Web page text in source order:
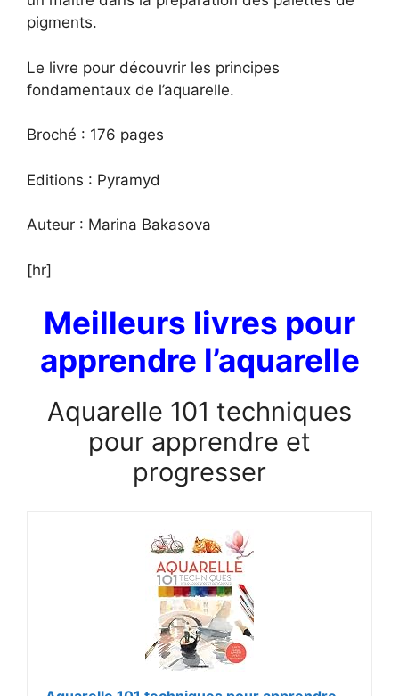
pigments.
Le livre pour découvrir les principes
fondamentaux de l’aquarelle.
Broché : 176 pages
Editions : Pyramyd
Auteur : Marina Bakasova
[hr]
Meilleurs livres pour
apprendre l’aquarelle
Aquarelle 101 techniques
pour apprendre et
progresser